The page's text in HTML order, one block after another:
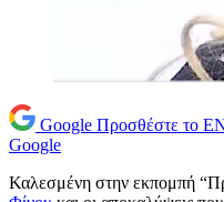
Google Προσθέστε το
Google
Καλεσμένη στην εκπομπή